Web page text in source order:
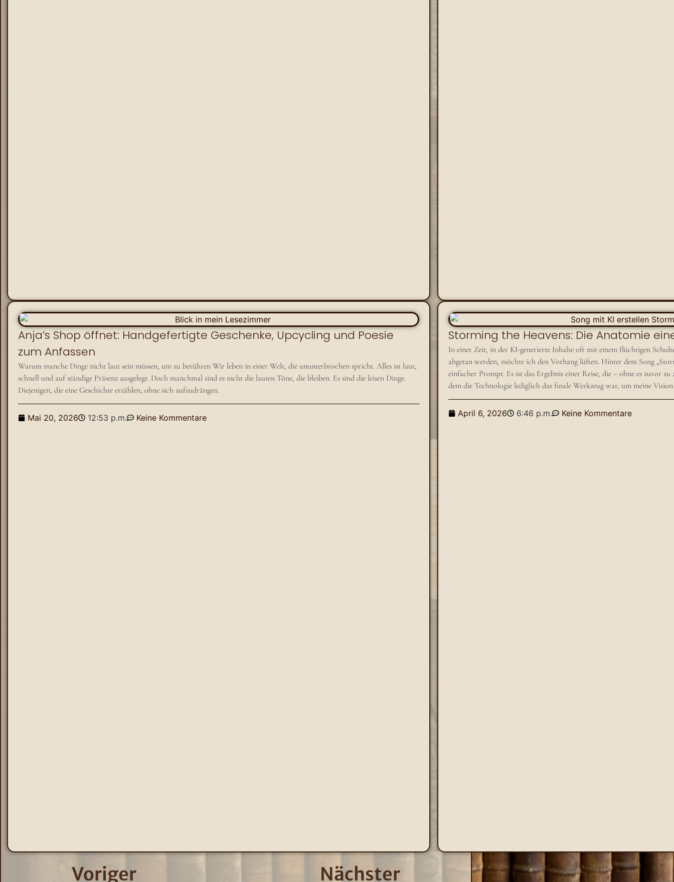
Anja’s Shop öffnet: Handgefertigte Geschenke, Upcycling und Poesie
zum Anfassen
Warum manche Dinge nicht laut sein müssen, um zu berühren Wir leben in einer Welt, die ununterbrochen spricht. Alles ist laut,
schnell und auf ständige Präsenz ausgelegt. Doch manchmal sind es nicht die lauten Töne, die bleiben. Es sind die leisen Dinge.
Diejenigen, die eine Geschichte erzählen, ohne sich aufzudrängen.
Mai 20, 2026 12:53 p.m. Keine Kommentare
Storming the Heavens: Die Anatomie
​In einer Zeit, in der KI-generierte Inhalte oft mit einem flüchtigen
abgetan werden, möchte ich den Vorhang lüften. Hinter dem Song
einfacher Prompt. Es ist das Ergebnis einer Reise, die – ohne es zuvor
dem die Technologie lediglich das finale Werkzeug war, um meine
April 6, 2026 6:46 p.m. Keine Kommentare
Voriger Nächster